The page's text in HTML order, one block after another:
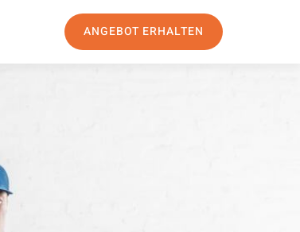
ANGEBOT ERHALTEN